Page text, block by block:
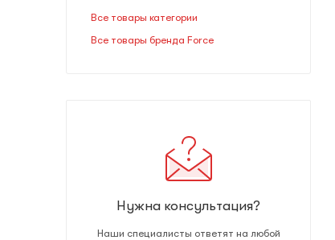
Все товары категории
Все товары бренда Force
Нужна консультация?
Наши специалисты ответят на любой